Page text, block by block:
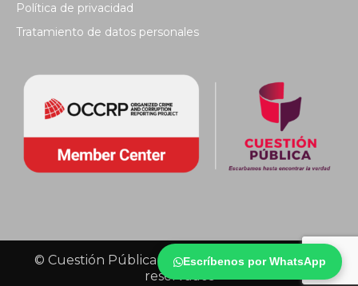
Escríbenos por WhatsApp
Política de privacidad
Tratamiento de datos personales
© Cuestión Pública 2018 - Todos los derechos
reservados